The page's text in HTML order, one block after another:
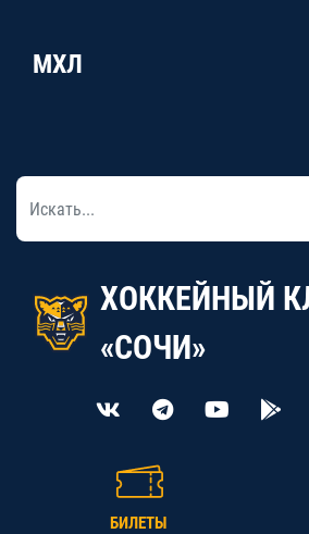
МХЛ
ХОККЕЙНЫЙ
«СОЧИ»
БИЛЕТЫ